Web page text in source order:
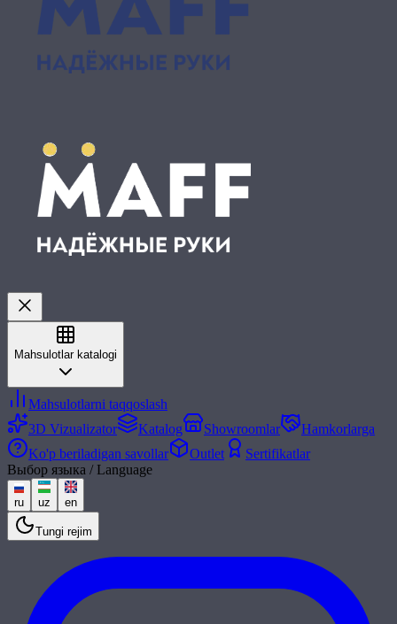
Mahsulotlar katalogi
Mahsulotlarni taqqoslash
3D Vizualizator
Katalog Showroomlar
Hamkorlarga
Ko'p beriladigan savollar
Outlet
Sertifikatlar
Выбор языка / Language
ru uz en
Tungi rejim